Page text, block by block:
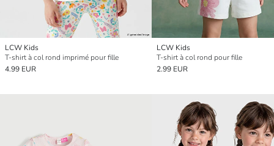
LCW Kids
T-shirt à col rond imprimé pour fille
4.99 EUR
LCW Kids
T-shirt à col rond pour fille
2.99 EUR